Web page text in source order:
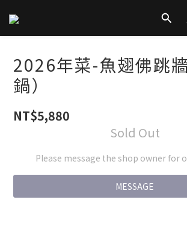
2026年菜-魚翅佛跳
鍋）
NT$5,880
Sold Out
Please message the shop owner for
MESSAGE